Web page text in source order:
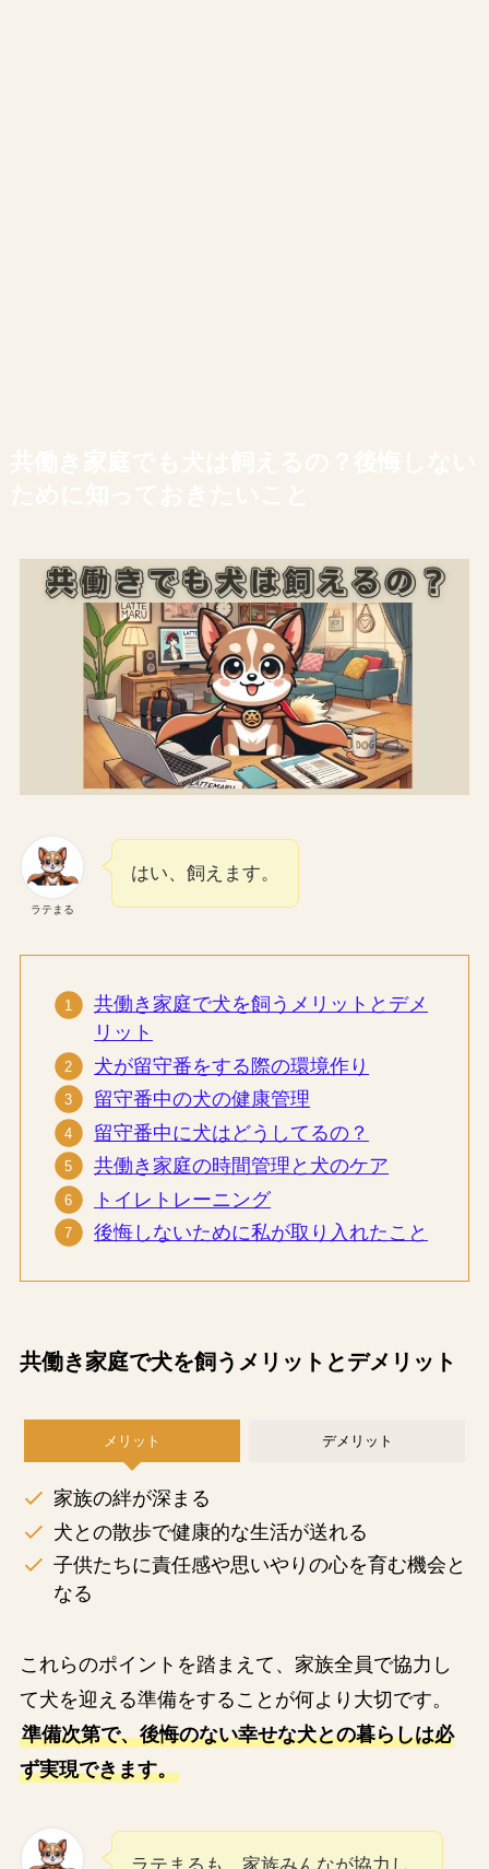
ラテまる
はい、飼えます。
共働き家庭で犬を飼うメリットとデメ
リット
犬が留守番をする際の環境作り
留守番中の犬の健康管理
留守番中に犬はどうしてるの？
共働き家庭の時間管理と犬のケア
トイレトレーニング
後悔しないために私が取り入れたこと
共働き家庭で犬を飼うメリットとデメリット
メリット デメリット
家族の絆が深まる
犬との散歩で健康的な生活が送れる
子供たちに責任感や思いやりの心を育む機会と
なる
これらのポイントを踏まえて、家族全員で協力し
て犬を迎える準備をすることが何より大切です。
準備次第で、後悔のない幸せな犬との暮らしは必
ず実現できます。